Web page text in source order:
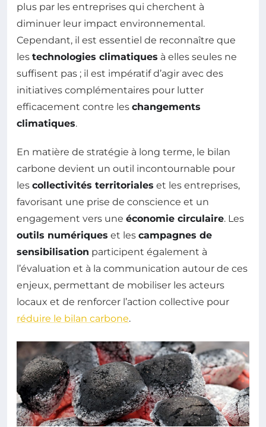
plus par les entreprises qui cherchent à
diminuer leur impact environnemental.
Cependant, il est essentiel de reconnaître que
les technologies climatiques à elles seules ne
suffisent pas ; il est impératif d’agir avec des
initiatives complémentaires pour lutter
efficacement contre les changements
climatiques.
En matière de stratégie à long terme, le bilan
carbone devient un outil incontournable pour
les collectivités territoriales et les entreprises,
favorisant une prise de conscience et un
engagement vers une économie circulaire. Les
outils numériques et les campagnes de
sensibilisation participent également à
l’évaluation et à la communication autour de ces
enjeux, permettant de mobiliser les acteurs
locaux et de renforcer l’action collective pour
réduire le bilan carbone.